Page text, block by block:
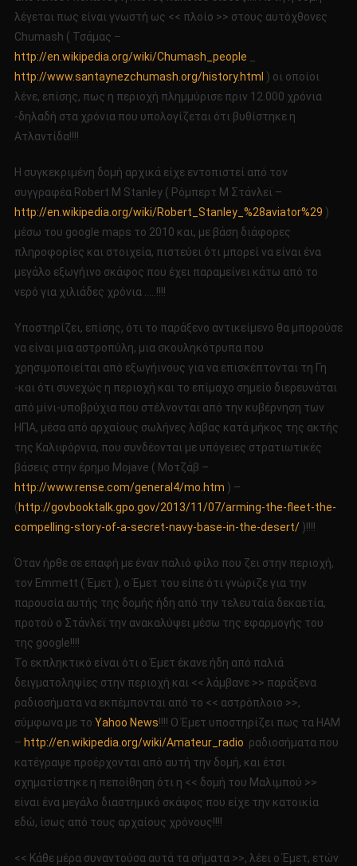
λέγεται πως είναι γνωστή ως << πλοίο >> στους αυτόχθονες
Chumash ( Τσάμας –
http://en.wikipedia.org/wiki/Chumash_people
http://www.santaynezchumash.org/history.html ) οι οποίοι
λένε, επίσης, πως η περιοχή πλημμύρισε πριν 12.000 χρόνια
-δηλαδή στα χρόνια που υπολογίζεται ότι βυθίστηκε η
Ατλαντίδα!!!!
Η συγκεκριμένη δομή αρχικά είχε εντοπιστεί από τον
συγγραφέα Robert M Stanley ( Ρόμπερτ Μ Στάνλεϊ –
http://en.wikipedia.org/wiki/Robert_Stanley_%28aviator%29 )
μέσω του google maps το 2010 και, με βάση διάφορες
πληροφορίες και στοιχεία, πιστεύει ότι μπορεί να είναι ένα
μεγάλο εξωγήινο σκάφος που έχει παραμείνει κάτω από το
νερό για χιλιάδες χρόνια …..!!!!
Υποστηρίζει, επίσης, ότι το παράξενο αντικείμενο θα μπορούσε
να είναι μια αστροπύλη, μια σκουληκότρυπα που
χρησιμοποιείται από εξωγήινους για να επισκέπτονται τη Γη
-και ότι συνεχώς η περιοχή και το επίμαχο σημείο διερευνάται
από μίνι-υποβρύχια που στέλνονται από την κυβέρνηση των
ΗΠΑ, μέσα από αρχαίους σωλήνες λάβας κατά μήκος της ακτής
της Καλιφόρνια, που συνδέονται με υπόγειες στρατιωτικές
βάσεις στην έρημο Mojave ( Μοτζάβ –
http://www.rense.com/general4/mo.htm ) –
(http://govbooktalk.gpo.gov/2013/11/07/arming-the-fleet-the-
compelling-story-of-a-secret-navy-base-in-the-desert/)!!!!
Όταν ήρθε σε επαφή με έναν παλιό φίλο που ζει στην περιοχή,
τον Emmett ( Έμετ ), ο Έμετ του είπε ότι γνώριζε για την
παρουσία αυτής της δομής ήδη από την τελευταία δεκαετία,
προτού ο Στάνλεϊ την ανακαλύψει μέσω της εφαρμογής του
της google!!!!
Το εκπληκτικό είναι ότι ο Έμετ έκανε ήδη από παλιά
δειγματοληψίες στην περιοχή και << λάμβανε >> παράξενα
ραδιοσήματα να εκπέμπονται από το << αστρόπλοιο >>,
σύμφωνα με το Yahoo News!!!! Ο Έμετ υποστηρίζει πως τα HAM
– http://en.wikipedia.org/wiki/Amateur_radio ραδιοσήματα που
κατέγραψε προέρχονται από αυτή την δομή, και έτσι
σχηματίστηκε η πεποίθηση ότι η << δομή του Μαλιμπού >>
είναι ένα μεγάλο διαστημικό σκάφος που είχε την κατοικία
εδώ, ίσως από τους αρχαίους χρόνους!!!!
<< Κάθε μέρα συναντούσα αυτά τα σήματα >>, λέει ο Έμετ, ετών